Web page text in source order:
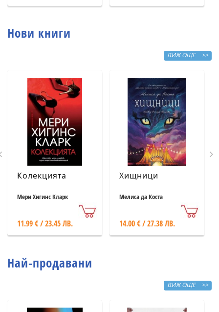
Нови книги
ВИЖ ОЩЕ >>
Колекцията
Мери Хигинс Кларк
11.99 € / 23.45 ЛВ.
Хищници
Мелиса да Коста
14.00 € / 27.38 ЛВ.
Най-продавани
ВИЖ ОЩЕ >>